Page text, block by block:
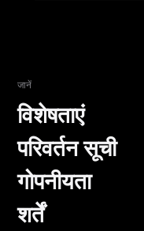
जानें
विशेषताएं
परिवर्तन सूची
गोपनीयता
शर्तें